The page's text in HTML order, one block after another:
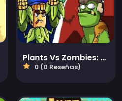
Plants Vs Zombies: Defensa de Fusión
0 (0 Reseñas)